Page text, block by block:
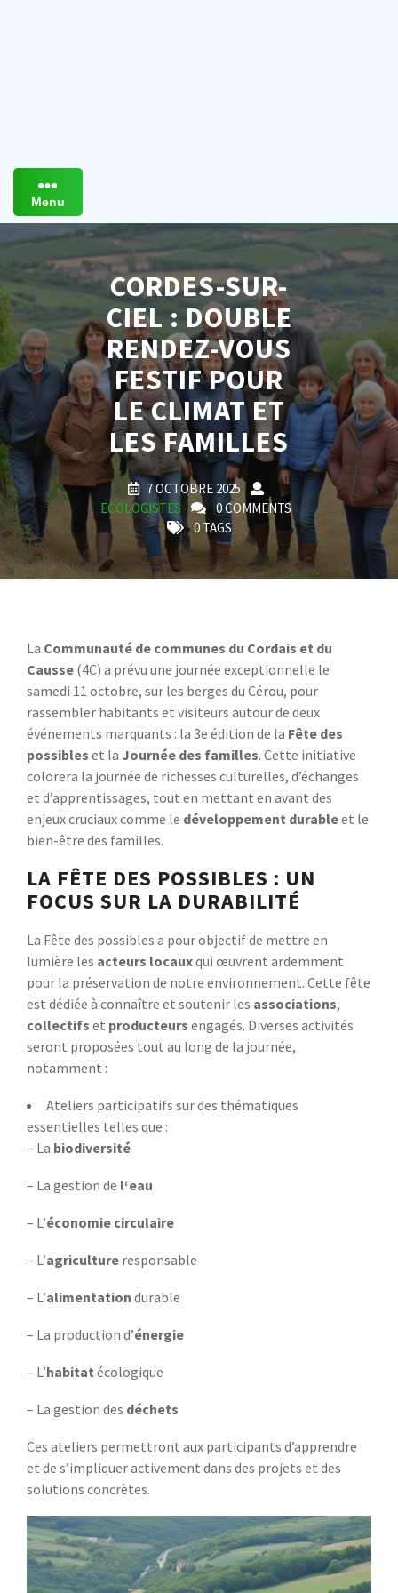
Menu
CORDES-SUR-
CIEL : DOUBLE
RENDEZ-VOUS
FESTIF POUR
LE CLIMAT ET
LES FAMILLES
7 OCTOBRE 2025
ECOLOGISTES
0 COMMENTS
0 TAGS
La Communauté de communes du Cordais et du
Causse (4C) a prévu une journée exceptionnelle le
samedi 11 octobre, sur les berges du Cérou, pour
rassembler habitants et visiteurs autour de deux
événements marquants : la 3e édition de la Fête des
possibles et la Journée des familles. Cette initiative
colorera la journée de richesses culturelles, d’échanges
et d’apprentissages, tout en mettant en avant des
enjeux cruciaux comme le développement durableet le
bien-être des familles.
LA FÊTE DES POSSIBLES : UN
FOCUS SUR LA DURABILITÉ
La Fête des possibles a pour objectif de mettre en
lumière les acteurs locauxqui œuvrent ardemment
pour la préservation de notre environnement. Cette fête
est dédiée à connaître et soutenir les associations,
collectifs et producteurs engagés. Diverses activités
seront proposées tout au long de la journée,
notamment :
Ateliers participatifs sur des thématiques
essentielles telles que :
– La biodiversité
– La gestion de l‘eau
– L’économie circulaire
– L’agriculture responsable
– L’alimentation durable
– La production d’énergie
– L’habitat écologique
– La gestion des déchets
Ces ateliers permettront aux participants d’apprendre
et de s’impliquer activement dans des projets et des
solutions concrètes.